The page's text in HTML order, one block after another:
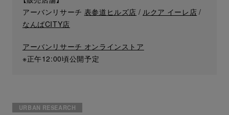
アーバンリサーチ 表参道ヒルズ店 / ルクア イーレ店 /
なんばCITY店
アーバンリサーチ オンラインストア
※正午12:00頃公開予定
URBAN RESEARCH